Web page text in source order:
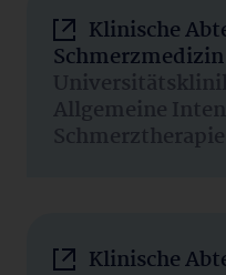
Klinische
Schmerzmedizin
Allgemeine
Schmerztherapie
Klinische